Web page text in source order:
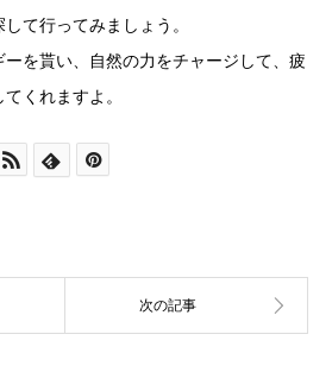
て行ってみましょう。
を貰い、自然の力をチャージして、疲
くれますよ。